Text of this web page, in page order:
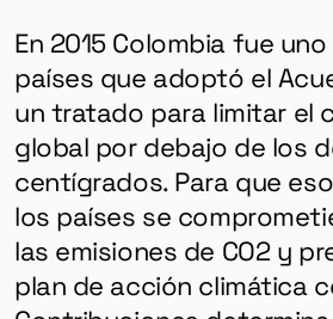
En 2015 Colombia fue
países que adoptó el
un tratado para limitar el
global por debajo de los
centígrados. Para que
los países se
las emisiones de CO2 y
plan de acción climática